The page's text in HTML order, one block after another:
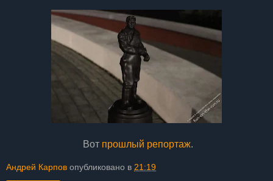
Вот прошлый репортаж.
Андрей Карпов опубликовано в 21:19